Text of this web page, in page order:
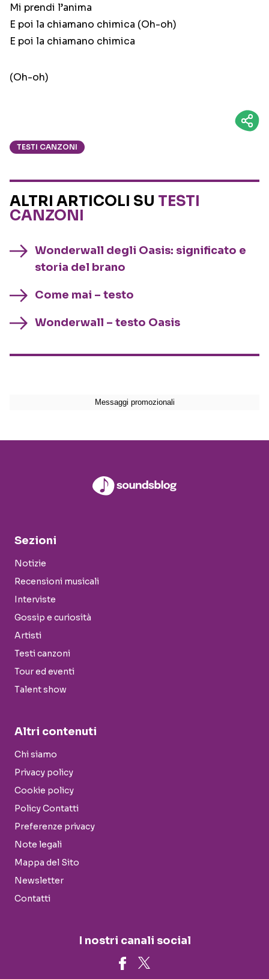
Mi prendi l’anima
E poi la chiamano chimica (Oh-oh)
E poi la chiamano chimica
(Oh-oh)
TESTI CANZONI
ALTRI ARTICOLI SU TESTI
CANZONI
Wonderwall degli Oasis: significato e
storia del brano
Come mai – testo
Wonderwall – testo Oasis
Sezioni
Notizie
Recensioni musicali
Interviste
Gossip e curiosità
Artisti
Testi canzoni
Tour ed eventi
Talent show
Altri contenuti
Chi siamo
Privacy policy
Cookie policy
Policy Contatti
Preferenze privacy
Note legali
Mappa del Sito
Newsletter
Contatti
I nostri canali social